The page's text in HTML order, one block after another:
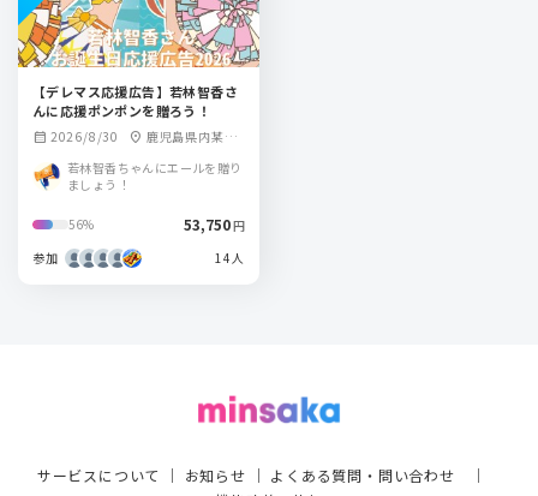
【デレマス応援広告】若林智香さ
んに応援ポンポンを贈ろう！
calendar_month 2026/8/30 location_on 鹿児島県内某
所・神奈川県内某
所
若林智香ちゃんにエールを贈り
ましょう！
56% 53,750円
参加
14人
サービスについて ｜ お知らせ ｜ よくある質問・問い合わせ ｜